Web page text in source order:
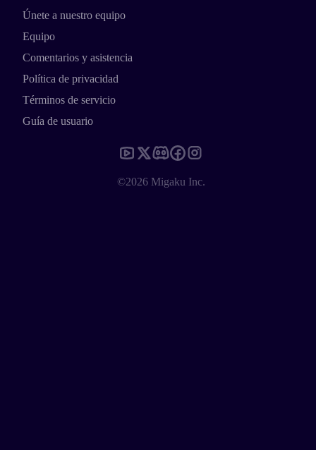
Únete a nuestro equipo
Equipo
Comentarios y asistencia
Política de privacidad
Términos de servicio
Guía de usuario
©2026 Migaku Inc.